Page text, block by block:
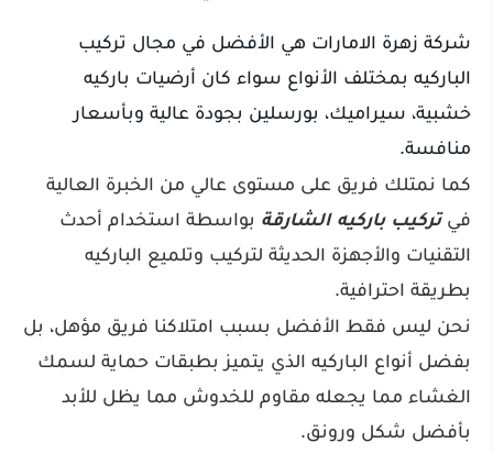
شركة زهرة الامارات هي الأفضل في مجال تركيب
الباركيه بمختلف الأنواع سواء كان أرضيات باركيه
خشبية، سيراميك، بورسلين بجودة عالية وبأسعار
منافسة.
كما نمتلك فريق على مستوى عالي من الخبرة العالية
فيتركيب باركيه الشارقة بواسطة استخدام أحدث
التقنيات والأجهزة الحديثة لتركيب وتلميع الباركيه
بطريقة احترافية.
نحن ليس فقط الأفضل بسبب امتلاكنا فريق مؤهل، بل
بفضل أنواع الباركيه الذي يتميز بطبقات حماية لسمك
الغشاء مما يجعله مقاوم للخدوش مما يظل للأبد
بأفضل شكل ورونق.